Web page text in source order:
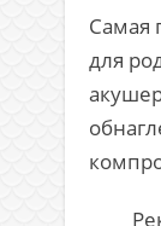
Самая
для